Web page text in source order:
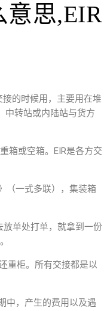
意思,EIR
的时候用，主要用在堆
中转站或内陆站与货方
箱或空箱。EIR是各方交
（一式多联），集装箱
单处打单，就拿到一份
重柜。所有交接都是以
中，产生的费用以及遇